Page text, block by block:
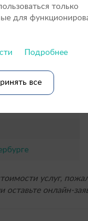
центров в
услуг,
онлайн-
только
для
Подробнее
все